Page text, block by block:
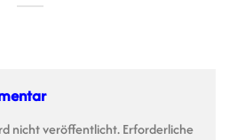
nicht veröffentlicht.Erforderliche